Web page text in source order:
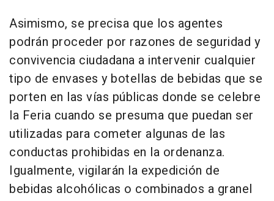
Asimismo, se precisa que los agentes
podrán proceder por razones de seguridad y
convivencia ciudadana a intervenir cualquier
tipo de envases y botellas de bebidas que se
porten en las vías públicas donde se celebre
la Feria cuando se presuma que puedan ser
utilizadas para cometer algunas de las
conductas prohibidas en la ordenanza.
Igualmente, vigilarán la expedición de
bebidas alcohólicas o combinados a granel